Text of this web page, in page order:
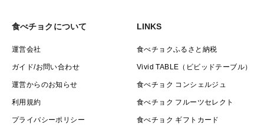
食べチョクについて
運営会社
ガイド/お問い合わせ
運営からのお知らせ
利用規約
プライバシーポリシー
LINKS
食べチョクふるさと納税
Vivid TABLE（ビビッドテーブル）
食べチョク コンシェルジュ
食べチョク フルーツセレクト
食べチョク ギフトカード